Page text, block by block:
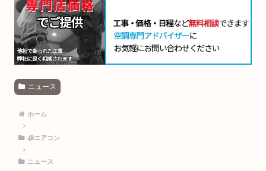
ニュース
ホーム
🧊エアコン
ニュース